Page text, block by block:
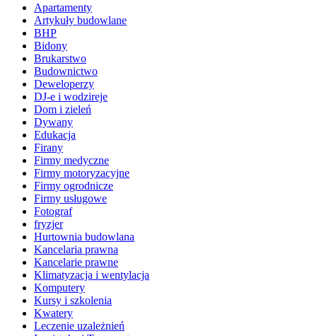
Apartamenty
Artykuły budowlane
BHP
Bidony
Brukarstwo
Budownictwo
Deweloperzy
DJ-e i wodzireje
Dom i zieleń
Dywany
Edukacja
Firany
Firmy medyczne
Firmy motoryzacyjne
Firmy ogrodnicze
Firmy usługowe
Fotograf
fryzjer
Hurtownia budowlana
Kancelaria prawna
Kancelarie prawne
Klimatyzacja i wentylacja
Komputery
Kursy i szkolenia
Kwatery
Leczenie uzależnień